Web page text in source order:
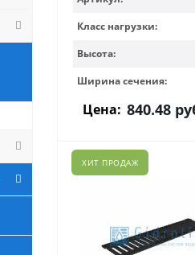
Класс нагрузки:
Высота:
Ширина сечения:
Цена: 840.48
ХИТ ПРОДАЖ